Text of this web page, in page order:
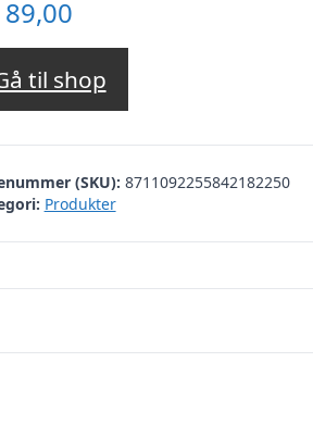
89,00
til shop
(SKU): 8711092255842182250
Produkter